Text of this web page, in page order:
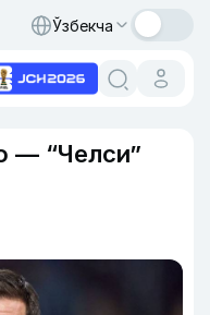
Ўзбекча
— “Челси”